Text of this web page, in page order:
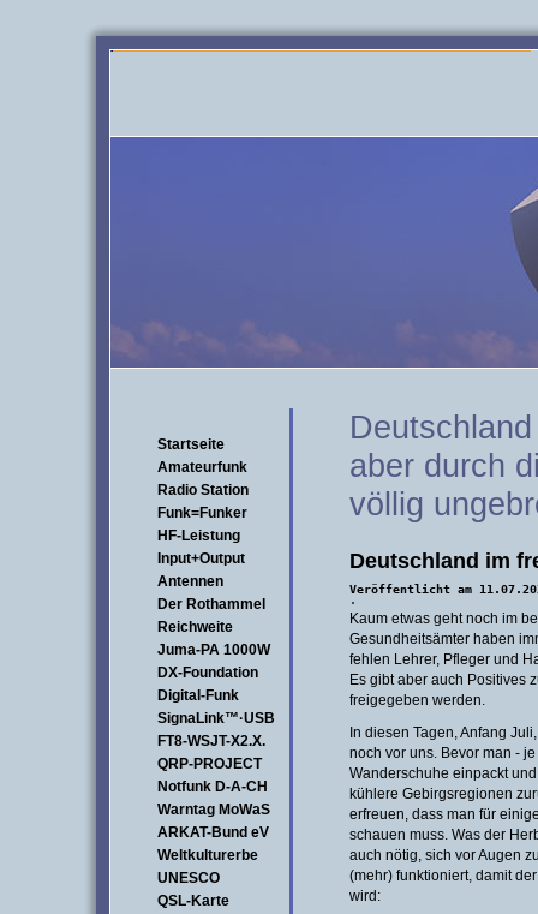
Startseite
Amateurfunk
Radio Station
Funk=Funker
HF-Leistung
Input+Output
Antennen
Der Rothammel
Reichweite
Juma-PA 1000W
DX-Foundation
Digital-Funk
SignaLink™·USB
FT8-WSJT-X2.X.
QRP-PROJECT
Notfunk D-A-CH
Warntag MoWaS
ARKAT-Bund eV
Weltkulturerbe
UNESCO
QSL-Karte
aber durch
völlig
Deutschland im
Veröffentlicht am
·
Kaum etwas geht noch im
Gesundheitsämter haben
fehlen Lehrer, Pfleger und
Es gibt aber auch Positives
freigegeben werden.
In diesen Tagen, Anfang
noch vor uns. Bevor man -
Wanderschuhe einpackt
kühlere Gebirgsregionen
erfreuen, dass man für
schauen muss. Was der
auch nötig, sich vor Augen
(mehr) funktioniert, damit
wird: